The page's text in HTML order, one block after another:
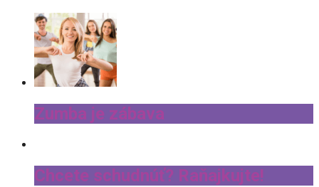
Zumba je zábava
Chcete schudnúť? Raňajkujte!